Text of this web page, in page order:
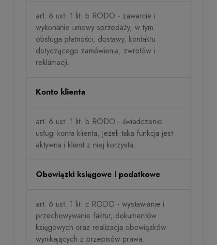
art. 6 ust. 1 lit. b RODO - zawarcie i
wykonanie umowy sprzedaży, w tym
obsługa płatności, dostawy, kontaktu
dotyczącego zamówienia, zwrotów i
reklamacji.
Konto klienta
art. 6 ust. 1 lit. b RODO - świadczenie
usługi konta klienta, jeżeli taka funkcja jest
aktywna i klient z niej korzysta.
Obowiązki księgowe i podatkowe
art. 6 ust. 1 lit. c RODO - wystawianie i
przechowywanie faktur, dokumentów
księgowych oraz realizacja obowiązków
wynikających z przepisów prawa.